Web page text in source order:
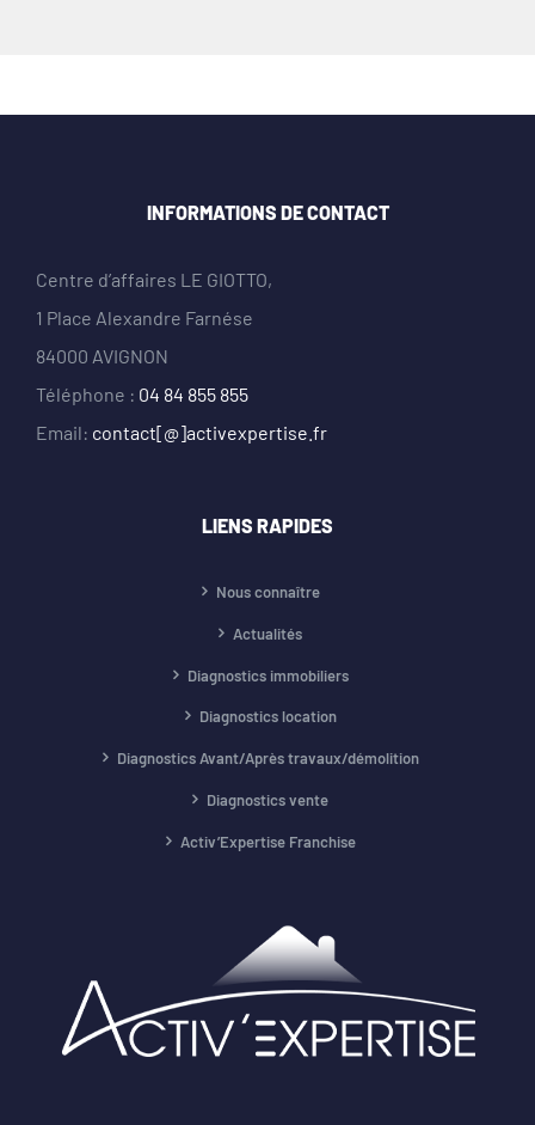
INFORMATIONS DE CONTACT
Centre d’affaires LE GIOTTO,
1 Place Alexandre Farnése
84000 AVIGNON
Téléphone : 04 84 855 855
Email: contact[@]activexpertise.fr
LIENS RAPIDES
Nous connaître
Actualités
Diagnostics immobiliers
Diagnostics location
Diagnostics Avant/Après travaux/démolition
Diagnostics vente
Activ’Expertise Franchise